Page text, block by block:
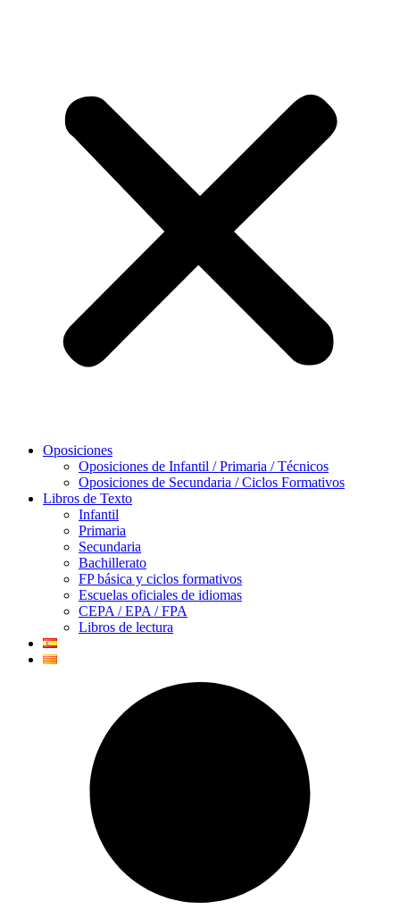
Oposiciones
Oposiciones de Infantil / Primaria / Técnicos
Oposiciones de Secundaria / Ciclos Formativos
Libros de Texto
Infantil
Primaria
Secundaria
Bachillerato
FP básica y ciclos formativos
Escuelas oficiales de idiomas
CEPA / EPA / FPA
Libros de lectura